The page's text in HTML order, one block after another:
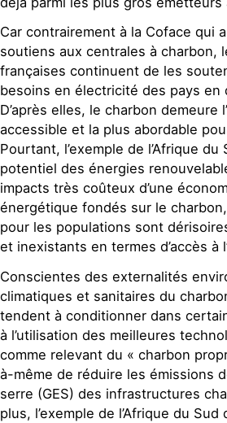
Car contrairement à la Coface qui
soutiens aux centrales à charbon,
françaises continuent de les
besoins en électricité des pays en
D’après elles, le charbon demeure
accessible et la plus abordable
Pourtant, l’exemple de l’Afrique
potentiel des énergies
impacts très coûteux d’une
énergétique fondés sur le
pour les populations sont
et inexistants en termes d’accès à
Conscientes des externalités
climatiques et sanitaires du
tendent à conditionner dans
à l’utilisation des meilleures
comme relevant du « charbon
à-même de réduire les émissions
serre (GES) des infrastructures
plus, l’exemple de l’Afrique du